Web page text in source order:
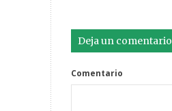
Deja un comentario
Comentario